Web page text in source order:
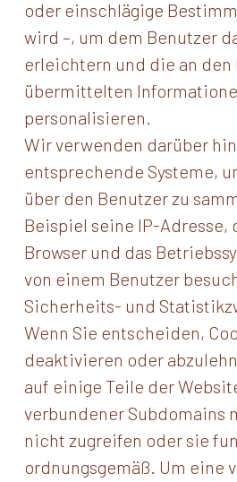
oder einschlägige
wird –, um dem Benutzer
erleichtern und die an den
übermittelten
personalisieren.
Wir verwenden darüber
entsprechende Systeme,
über den Benutzer zu
Beispiel seine IP-Adresse,
Browser und das
von einem Benutzer
Sicherheits- und
Wenn Sie entscheiden,
deaktivieren oder
auf einige Teile der
verbundener Subdomains
nicht zugreifen oder sie
ordnungsgemäß. Um eine